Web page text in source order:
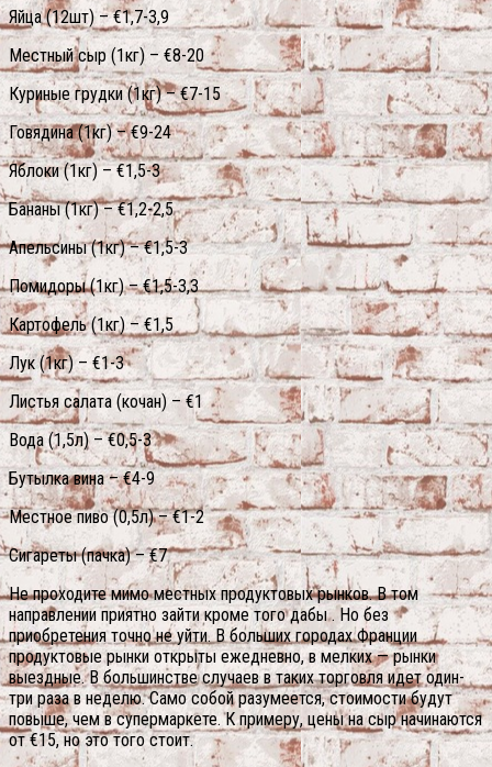
Яйца (12шт) – €1,7-3,9
Местный сыр (1кг) – €8-20
Куриные грудки (1кг) – €7-15
Говядина (1кг) – €9-24
Яблоки (1кг) – €1,5-3
Бананы (1кг) – €1,2-2,5
Апельсины (1кг) – €1,5-3
Помидоры (1кг) – €1,5-3,3
Картофель (1кг) – €1,5
Лук (1кг) – €1-3
Листья салата (кочан) – €1
Вода (1,5л) – €0,5-3
Бутылка вина – €4-9
Местное пиво (0,5л) – €1-2
Сигареты (пачка) – €7
Не проходите мимо местных продуктовых рынков. В том
направлении приятно зайти кроме того дабы . Но без
приобретения точно не уйти. В больших городах Франции
продуктовые рынки открыты ежедневно, в мелких — рынки
выездные. В большинстве случаев в таких торговля идет один-
три раза в неделю. Само собой разумеется, стоимости будут
повыше, чем в супермаркете. К примеру, цены на сыр начинаются
от €15, но это того стоит.